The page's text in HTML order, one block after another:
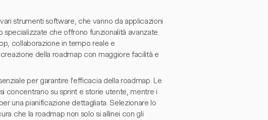
strumenti software, che vanno da applicazioni
che offrono funzionalità avanzate.
collaborazione in tempo reale e
della roadmap con maggiore facilità e
per garantire l'efficacia della roadmap. Le
concentrano su sprint e storie utente, mentre i
una pianificazione dettagliata. Selezionare lo
che la roadmap non solo si allinei con gli